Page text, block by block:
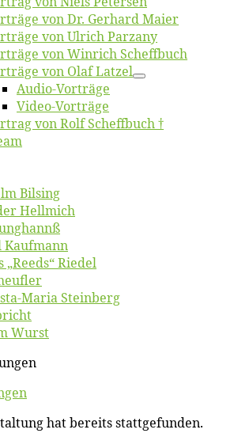
von Dr. Ger­hard Maier
von Ul­rich Parzany
von Win­rich Scheffbuch
von Olaf Latzel
Au­dio-Vor­trä­ge
Vi­deo-Vor­trä­ge
von Rolf Scheffbuch †
Bilsing
Hellmich
Kaufmann
„Reeds“ Riedel
Ma­ria Steinberg
Wurst
hat bereits stattgefunden.